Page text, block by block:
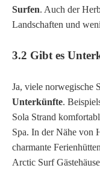
Surfen. Auch der
Landschaften und
3.2 Gibt es
Ja, viele norwegische
Unterkünfte.
Sola Strand
Spa. In der Nähe von
charmante
Arctic Surf